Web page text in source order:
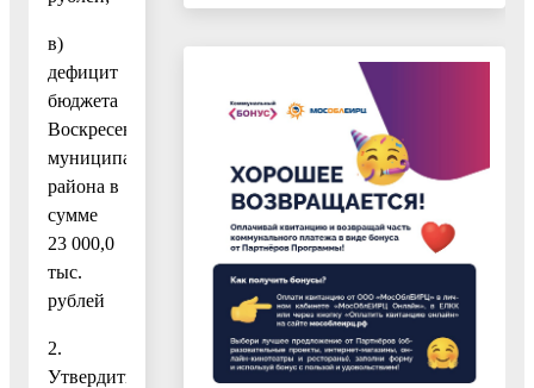
в)
дефицит
бюджета
Воскресенского
муниципального
района в
сумме
23 000,0
тыс.
рублей
2.
Утвердить